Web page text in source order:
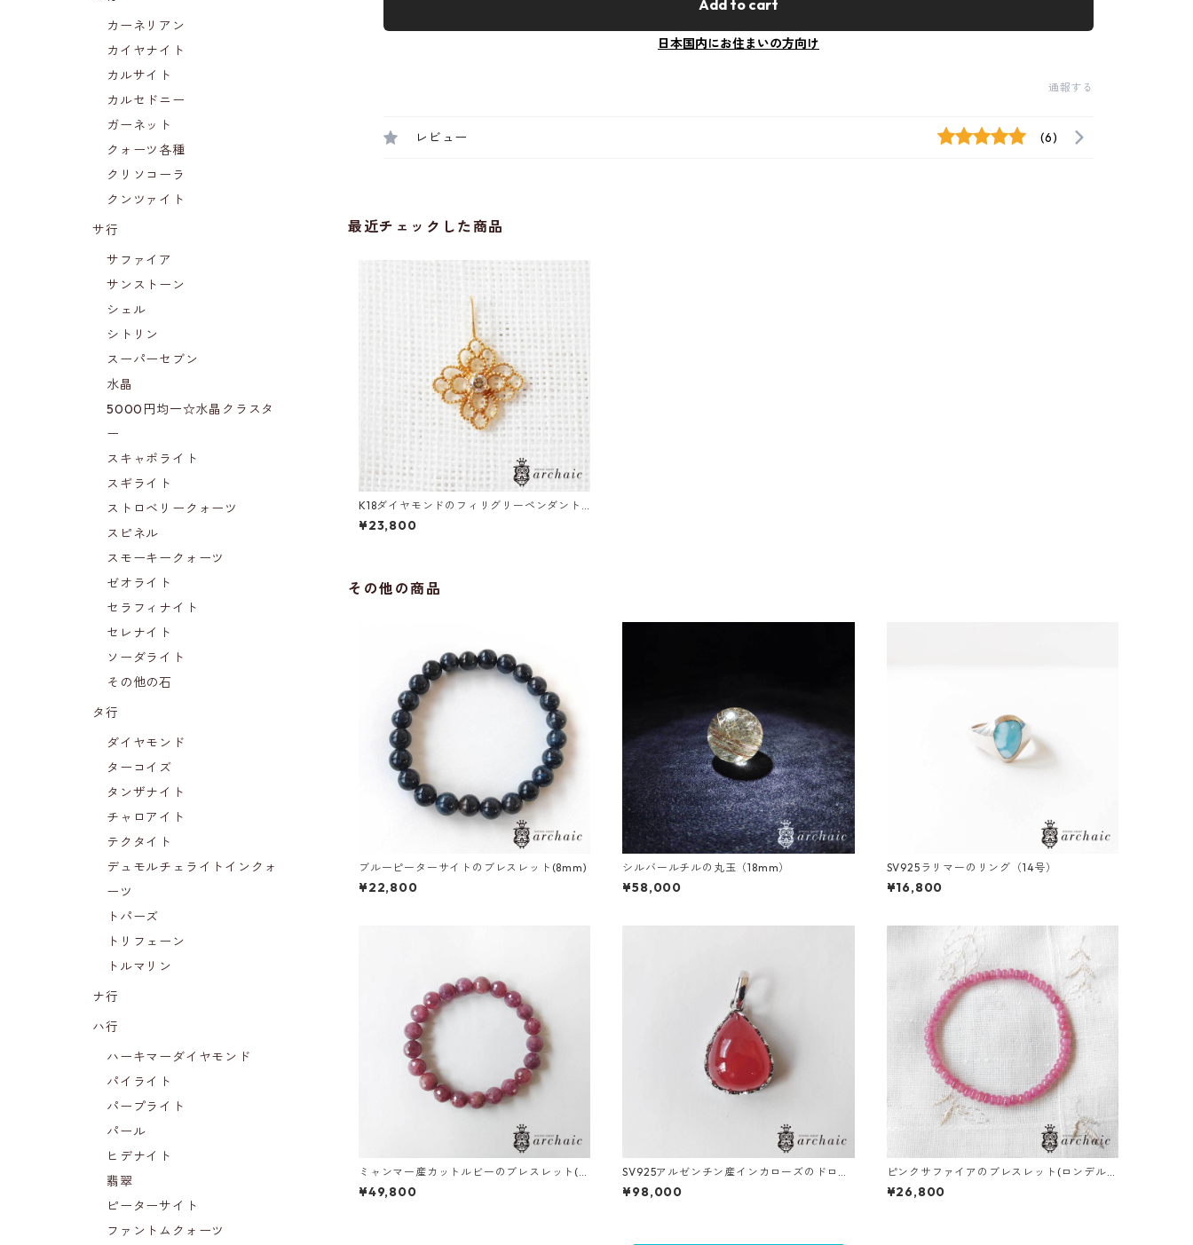
Add to cart
日本国内にお住まいの方向け
通報する
レビュー (6)
最近チェックした商品
K18ダイヤモンドのフィリグリーペンダント
トップ
¥23,800
その他の商品
ブルーピーターサイトのブレスレット(8mm)
¥22,800
シルバールチルの丸玉（18mm）
¥58,000
SV925ラリマーのリング（14号）
¥16,800
ミャンマー産カットルビーのブレスレット(8.
5mm)
¥49,800
SV925アルゼンチン産インカローズのドロッ
プペンダントトップ
¥98,000
ピンクサファイアのブレスレット(ロンデル4.
5mm)
¥26,800
カーネリアン
カイヤナイト
カルサイト
カルセドニー
ガーネット
クォーツ各種
クリソコーラ
クンツァイト
サ行
サファイア
サンストーン
シェル
シトリン
スーパーセブン
水晶
5000円均一☆水晶クラスタ
ー
スキャポライト
スギライト
ストロベリークォーツ
スピネル
スモーキークォーツ
ゼオライト
セラフィナイト
セレナイト
ソーダライト
その他の石
タ行
ダイヤモンド
ターコイズ
タンザナイト
チャロアイト
テクタイト
デュモルチェライトインクォ
ーツ
トパーズ
トリフェーン
トルマリン
ナ行
ハ行
ハーキマーダイヤモンド
パイライト
パープライト
パール
ヒデナイト
翡翠
ピーターサイト
ファントムクォーツ